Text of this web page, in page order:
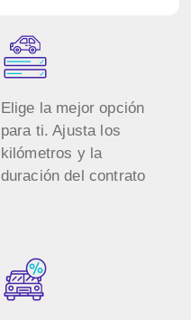
Elige la mejor opción
para ti. Ajusta los
kilómetros y la
duración del contrato